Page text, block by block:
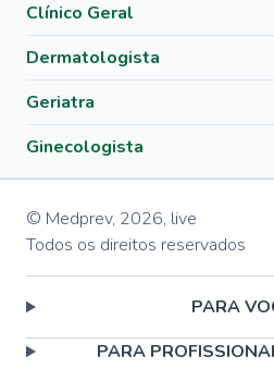
Clínico Geral
Dermatologista
Geriatra
Ginecologista
© Medprev, 2026, live
Todos os direitos reservados
PARA
PARA